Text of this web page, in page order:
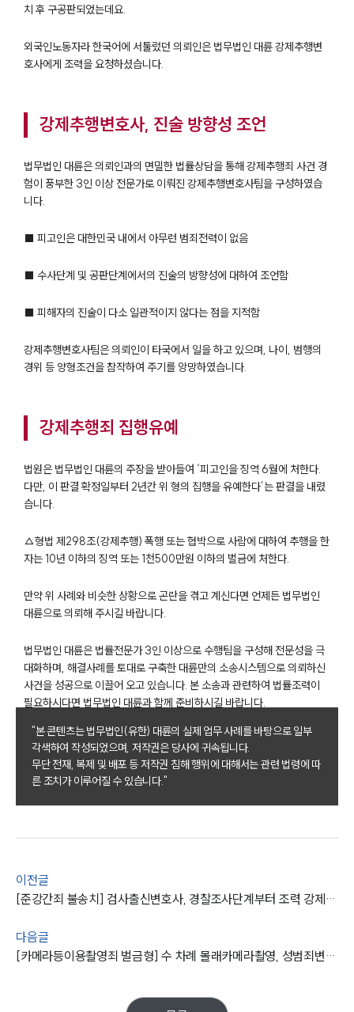
팀소개
팀소개
대륜의 강점
오시는 길
글로벌 파트너 로펌
고객의 소리
법률정보
법률지식인
치 후 구공판되었는데요.
외국인노동자라 한국어에 서툴렀던 의뢰인은 법무법인 대륜 강제추행변
호사에게 조력을 요청하셨습니다.
강제추행변호사, 진술 방향성 조언
법무법인 대륜은 의뢰인과의 면밀한 법률상담을 통해 강제추행죄 사건 경
험이 풍부한 3인 이상 전문가로 이뤄진 강제추행변호사팀을 구성하였습
니다.
■ 피고인은 대한민국 내에서 아무런 범죄전력이 없음
■ 수사단계 및 공판단계에서의 진술의 방향성에 대하여 조언함
■ 피해자의 진술이 다소 일관적이지 않다는 점을 지적함
강제추행변호사팀은 의뢰인이 타국에서 일을 하고 있으며, 나이, 범행의
경위 등 양형조건을 참작하여 주기를 앙망하였습니다.
강제추행죄 집행유예
법원은 법무법인 대륜의 주장을 받아들여 ‘피고인을 징역 6월에 처한다.
다만, 이 판결 확정일부터 2년간 위 형의 집행을 유예한다’는 판결을 내렸
습니다.
△형법 제298조(강제추행) 폭행 또는 협박으로 사람에 대하여 추행을 한
자는 10년 이하의 징역 또는 1천500만원 이하의 벌금에 처한다.
만약 위 사례와 비슷한 상황으로 곤란을 겪고 계신다면 언제든 법무법인
대륜으로 의뢰해 주시길 바랍니다.
법무법인 대륜은 법률전문가 3인 이상으로 수행팀을 구성해 전문성을 극
대화하며, 해결사례를 토대로 구축한 대륜만의 소송시스템으로 의뢰하신
사건을 성공으로 이끌어 오고 있습니다. 본 소송과 관련하여 법률조력이
필요하시다면 법무법인 대륜과 함께 준비하시길 바랍니다.
"본 콘텐츠는 법무법인(유한) 대륜의 실제 업무 사례를 바탕으로 일부
각색하여 작성되었으며, 저작권은 당사에 귀속됩니다.
무단 전재, 복제 및 배포 등 저작권 침해 행위에 대해서는 관련 법령에 따
른 조치가 이루어질 수 있습니다."
이전글
[준강간죄 불송치] 검사출신변호사, 경찰조사단계부터 조력 강제추행죄는 혐의없음 처분
다음글
[카메라등이용촬영죄 벌금형] 수 차례 몰래카메라촬영, 성범죄변호사 조력 신상공개등록 처분 면함